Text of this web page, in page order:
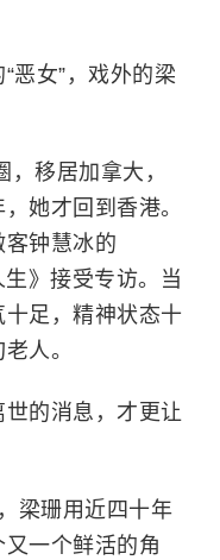
恶女”，戏外的梁
移居加拿大，
她才回到香港。
钟慧冰的
》接受专访。当
足，精神状态十
人。
的消息，才更让
梁珊用近四十年
一个鲜活的角